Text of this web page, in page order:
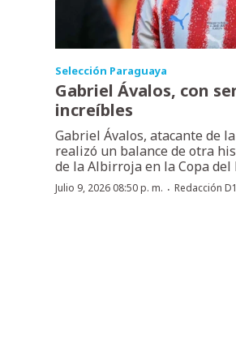
Selección Paraguaya
Gabriel Ávalos, con
increíbles
Gabriel Ávalos, atacante de
realizó un balance de otra
de la Albirroja en la Copa del
Julio 9, 2026 08:50 p. m. · Redacción